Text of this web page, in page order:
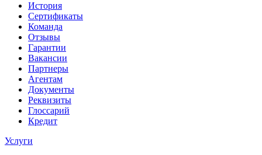
История
Сертификаты
Команда
Отзывы
Гарантии
Вакансии
Партнеры
Агентам
Документы
Реквизиты
Глоссарий
Кредит
Услуги